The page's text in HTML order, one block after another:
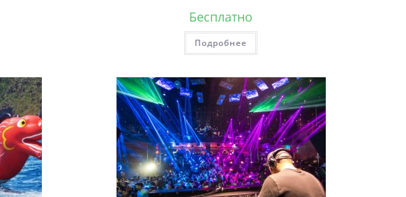
Бесплатно
Подробнее